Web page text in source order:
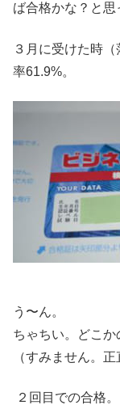
ば合格かな？と思
３月に受けた時
率61.9%。
う〜ん。
ちゃちい。どこか
（すみません。正
２回目での合格